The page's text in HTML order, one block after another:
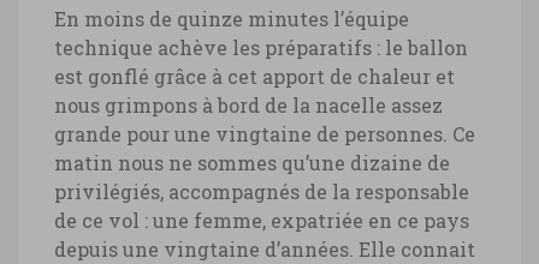
En moins de quinze minutes l’équipe
technique achève les préparatifs : le ballon
est gonflé grâce à cet apport de chaleur et
nous grimpons à bord de la nacelle assez
grande pour une vingtaine de personnes. Ce
matin nous ne sommes qu’une dizaine de
privilégiés, accompagnés de la responsable
de ce vol : une femme, expatriée en ce pays
depuis une vingtaine d’années. Elle connait